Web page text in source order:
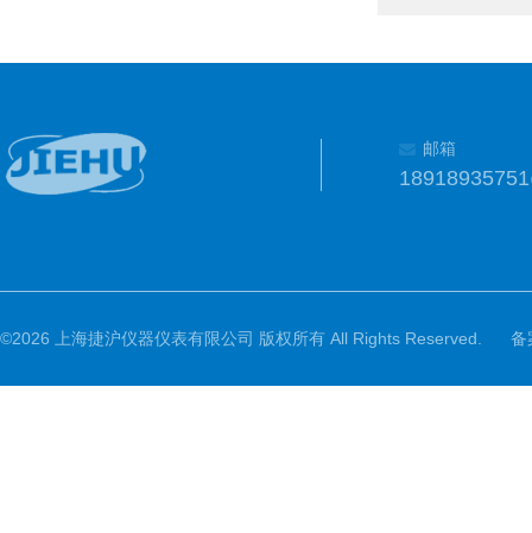
邮箱
©2026 上海捷沪仪器仪表有限公司 版权所有 All Rights Reserved. 备